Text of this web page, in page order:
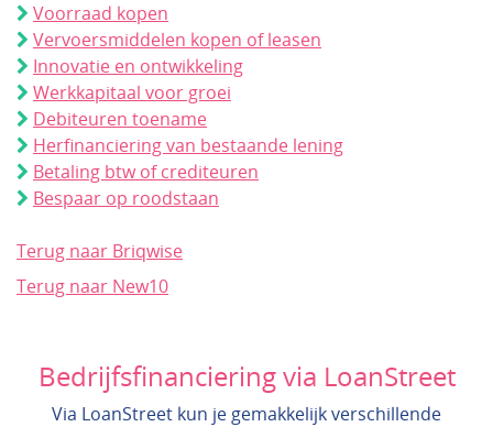
Voorraad kopen
Vervoersmiddelen kopen of leasen
Innovatie en ontwikkeling
Werkkapitaal voor groei
Debiteuren toename
Herfinanciering van bestaande lening
Betaling btw of crediteuren
Bespaar op roodstaan
Terug naar Briqwise
Terug naar New10
Bedrijfsfinanciering via LoanStreet
Via LoanStreet kun je gemakkelijk verschillende